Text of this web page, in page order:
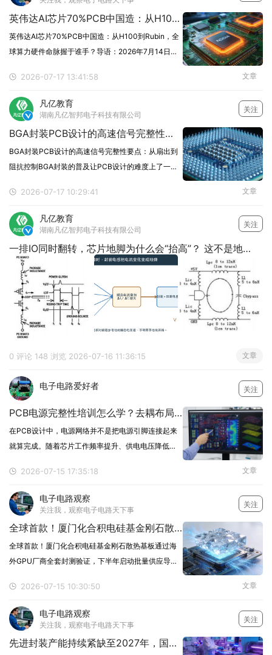
英伟达AI芯片70%PCB中国造：从H100到Rubin，全球算力硬件命脉握于谁手？
英伟达AI芯片70%PCB中国造：从H100到Rubin，全
球算力硬件命脉握于谁手？导语：2026年7月14日，
所需高端PCB，70%由中国大陆厂商供应。从H100、
GB200到Rubin架
2026-07-17 13:41:58 文章

凡亿教育
湖南凡亿智邦电子科技有限公司
关注
BGA封装PCB设计的高速信号完整性要点：从扇出到阻抗控制
BGA封装PCB设计的高速信号完整性要点：从扇出到
阻抗控制BGA封装的普及让PCB设计的难度上了一个
藏在芯片底部，引脚间距从0.4毫米到0.8毫米不等，
扇出过孔、走线、等长匹配、阻抗控制，
2026-07-17 10:29:41 文章

凡亿教育
湖南凡亿智邦电子科技有限公司
关注
一排IO同时翻转，芯片地脚为什么会“抬高”？ 这不是地线断了，而是地弹
0 评论 148 浏览 2026-07-16 11:36:15 文章
电子电路爱好者 关注
PCB电源完整性培训怎么学？去耦布局与电源平面设计指南
在PCB设计中，电源网络并不是把电源引脚连接起来
就算完成。随着芯片工作频率提升、供电电压降低和
回流路径都会影响系统稳定性。电源设计不合理，可
能导致处理器复位、通信异常、采样噪声增加或高速
接口误码
2026-07-15 17:35:18 文章
电子电路观察
关注我，观察电子电路天下事
关注
全球首款！厦门化合积电硅基金刚石散热基板通过海外GPU厂商全套封测验证，下半年启动批量供应
全球首款！厦门化合积电硅基金刚石散热基板通过海
外GPU厂商全套封测验证，下半年启动批量供应导
核心瓶颈。近日，厦门企业化合积电宣布，其自主研
发的硅基金刚石热沉复合基板已通过海外头部GPU、
CPU
2026-07-15 10:30:50 文章
电子电路观察
关注我，观察电子电路天下事
关注
先进封装产能持续紧缺至2027年，国内四大封测龙头上半年扩产投资274亿元